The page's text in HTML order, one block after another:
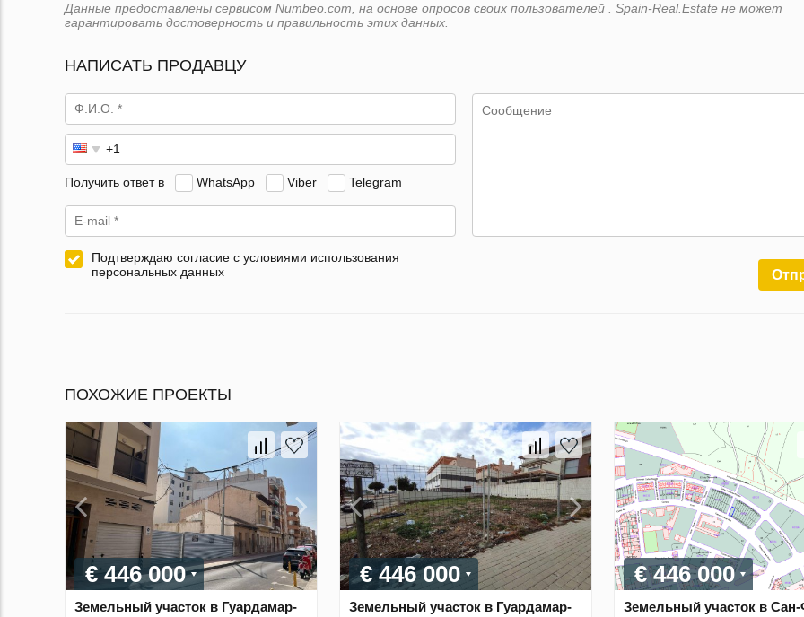
Данные предоставлены сервисом Numbeo.com, на основе опросов своих пользователей . Spain-Real.Estate не может
гарантировать достоверность и правильность этих данных.
НАПИСАТЬ ПРОДАВЦУ
Получить ответ в WhatsApp Viber Telegram
Подтверждаю согласие с условиями использования
персональных данных
ПОХОЖИЕ ПРОЕКТЫ
€ 446 000
Земельный участок в Гуардамар-
€ 446 000
Земельный участок в Гуардамар-
€ 446 000
Земельный участок в